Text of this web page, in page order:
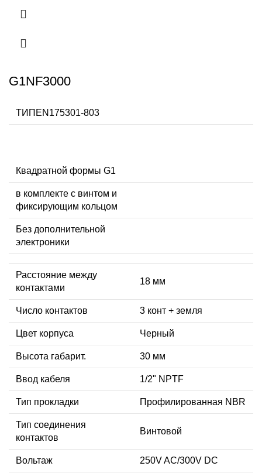
G1NF3000
ТИПEN175301-803
Квадратной формы G1
в комплекте с винтом и
фиксирующим кольцом
Без дополнительной
электроники
Расстояние между
контактами
18 мм
Число контактов 3 конт + земля
Цвет корпуса Черный
Высота габарит. 30 мм
Ввод кабеля 1/2" NPTF
Тип прокладки Профилированная NBR
Тип соединения
контактов
Винтовой
Вольтаж 250V AC/300V DC